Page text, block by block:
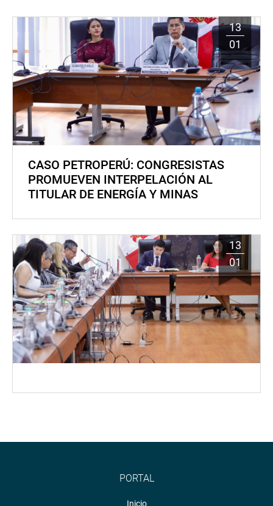
13
01
CASO PETROPERÚ: CONGRESISTAS
PROMUEVEN INTERPELACIÓN AL
TITULAR DE ENERGÍA Y MINAS
13
01
PORTAL
Inicio